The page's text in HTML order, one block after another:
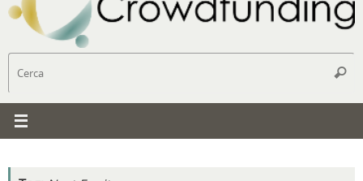
Cerca